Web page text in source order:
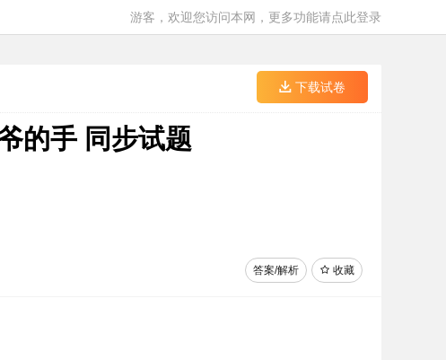
游客，欢迎您访问本网，更多功能请点此登录
下载试卷
的手 同步试题
收藏
答案/解析